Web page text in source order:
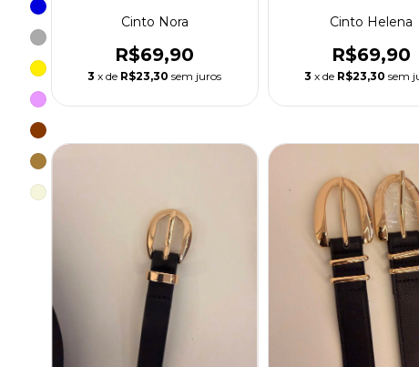
Cinto Nora
R$69,90
3 x de R$23,30 sem juros
Cinto Helena
R$69,90
3 x de R$23,30 sem